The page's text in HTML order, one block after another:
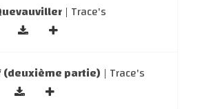
| Trace's
(deuxième partie) | Trace's